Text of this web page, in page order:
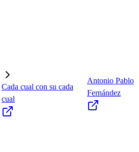
Cada cual con su cada
cual
Antonio Pablo
Fernández